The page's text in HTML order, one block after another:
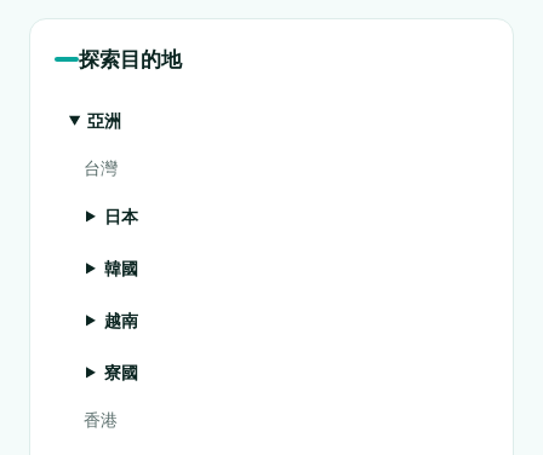
探索目的地
亞洲
台灣
日本
韓國
越南
寮國
香港